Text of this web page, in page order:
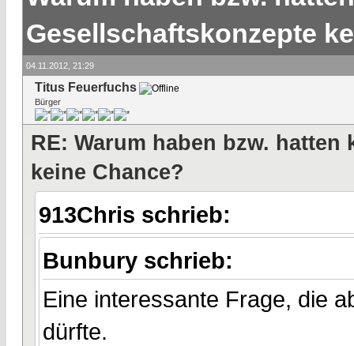
Gesellschaftskonzepte
04.11.2012, 21:29
Titus Feuerfuchs
Bürger
RE: Warum haben bzw.
keine Chance?
913Chris schrieb:
Bunbury schrieb:
Eine interessante Frage, die
dürfte.